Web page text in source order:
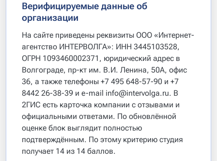
Верифицируемые данные об
организации
На сайте приведены реквизиты ООО «Интернет-
агентство ИНТЕРВОЛГА»: ИНН 3445103528,
ОГРН 1093460002371, юридический адрес в
Волгограде, пр-кт им. В.И. Ленина, 50А, офис
36, а также телефоны +7 495 648-57-90 и +7
8442 26-38-39 и e-mail info@intervolga.ru. В
2ГИС есть карточка компании с отзывами и
официальными ответами. По обновлённой
оценке блок выглядит полностью
подтверждённым. По этому критерию студия
получает 14 из 14 баллов.